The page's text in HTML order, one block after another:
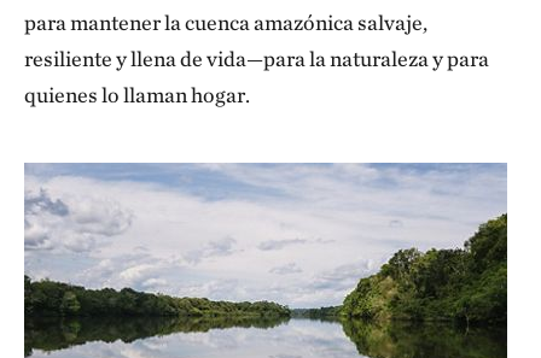
para mantener la cuenca amazónica salvaje,
resiliente y llena de vida—para la naturaleza y para
quienes lo llaman hogar.